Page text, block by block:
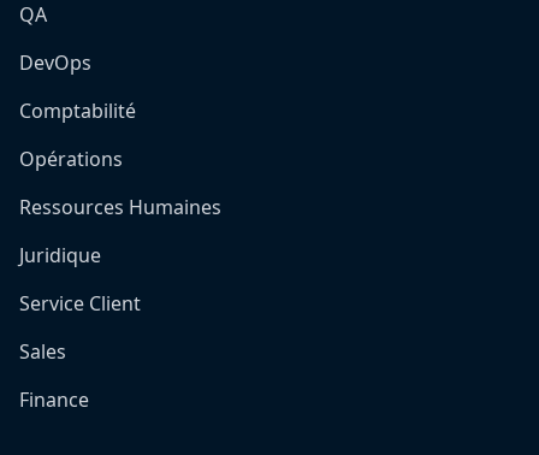
QA
DevOps
Comptabilité
Opérations
Ressources Humaines
Juridique
Service Client
Sales
Finance